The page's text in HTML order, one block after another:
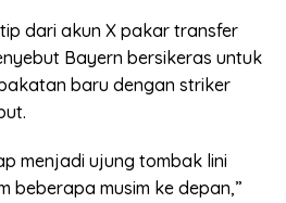
dari akun X pakar transfer
Bayern bersikeras untuk
baru dengan striker
menjadi ujung tombak lini
beberapa musim ke depan,”